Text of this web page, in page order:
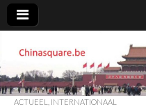
ACTUEEL INTERNATIONAAL